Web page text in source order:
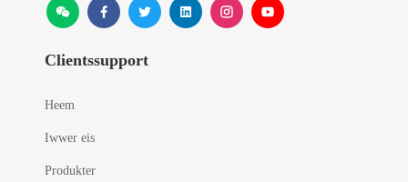
Clientssupport
Heem
Iwwer eis
Produkter